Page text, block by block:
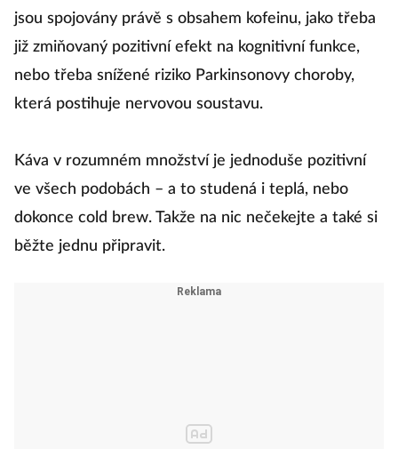
jsou spojovány právě s obsahem kofeinu, jako třeba
již zmiňovaný pozitivní efekt na kognitivní funkce,
nebo třeba snížené riziko Parkinsonovy choroby,
která postihuje nervovou soustavu.
Káva v rozumném množství je jednoduše pozitivní
ve všech podobách – a to studená i teplá, nebo
dokonce cold brew. Takže na nic nečekejte a také si
běžte jednu připravit.